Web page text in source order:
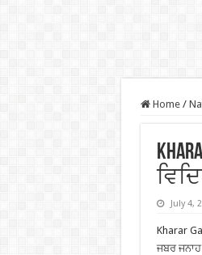
Home /
July 4,
Kharar
ਜਬਰ ਜਨਾਹ